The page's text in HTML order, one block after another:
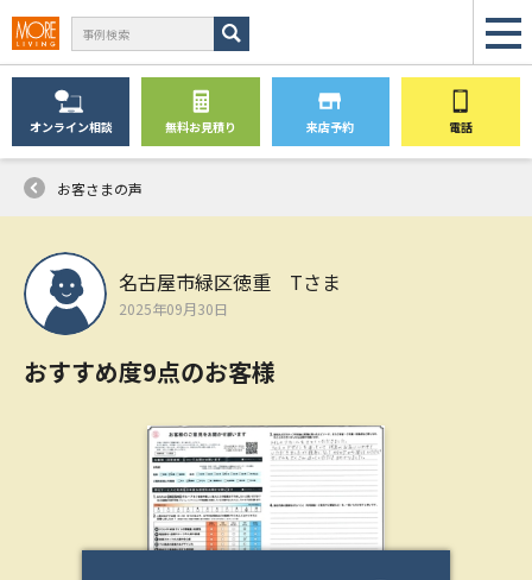
オンライン相談 無料お見積り 来店予約 電話
お客さまの声
名古屋市緑区徳重 Tさま
2025年09月30日
おすすめ度9点のお客様